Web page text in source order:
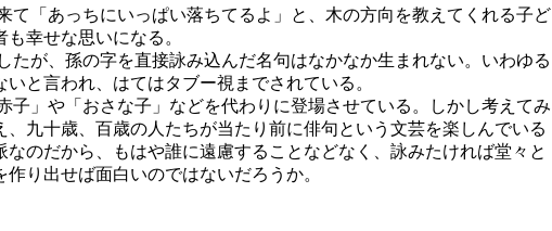
「あっちにいっぱい落ちてるよ」と、木の方向を教えてくれる子ど
幸せな思いになる。
が、孫の字を直接詠み込んだ名句はなかなか生まれない。いわゆる
と言われ、はてはタブー視までされている。
」や「おさな子」などを代わりに登場させている。しかし考えてみ
九十歳、百歳の人たちが当たり前に俳句という文芸を楽しんでいる
のだから、もはや誰に遠慮することなどなく、詠みたければ堂々と
り出せば面白いのではないだろうか。